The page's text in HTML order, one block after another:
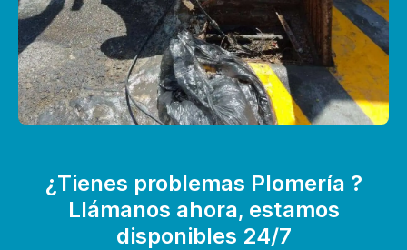
¿Tienes problemas Plomería ?
Llámanos ahora, estamos
disponibles 24/7